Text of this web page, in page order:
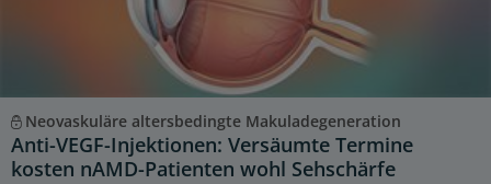
Neovaskuläre altersbedingte Makuladegeneration
Anti-VEGF-Injektionen: Versäumte Termine
kosten nAMD-Patienten wohl Sehschärfe